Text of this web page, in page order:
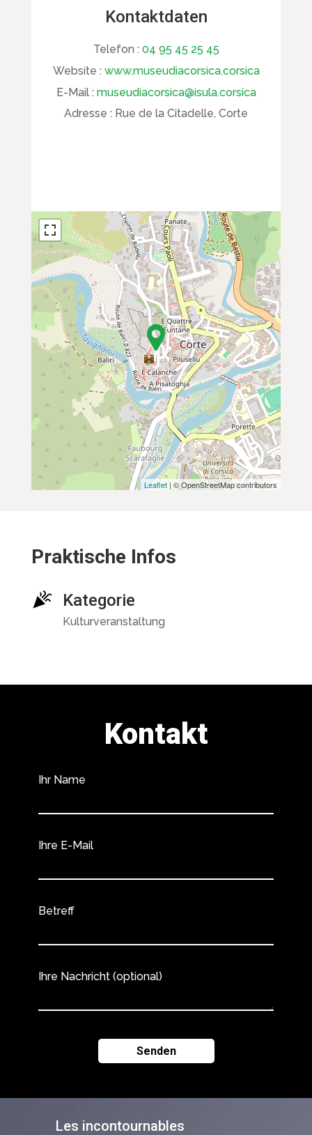
Kontaktdaten
Telefon : 04 95 45 25 45
Website : www.museudiacorsica.corsica
E-Mail : museudiacorsica@isula.corsica
Adresse : Rue de la Citadelle, Corte
Leaflet | © OpenStreetMap contributors
Praktische Infos
Kategorie
Kulturveranstaltung
Les incontournables
Kontakt
Ihr Name
Ihre E-Mail
Betreff
Ihre Nachricht (optional)